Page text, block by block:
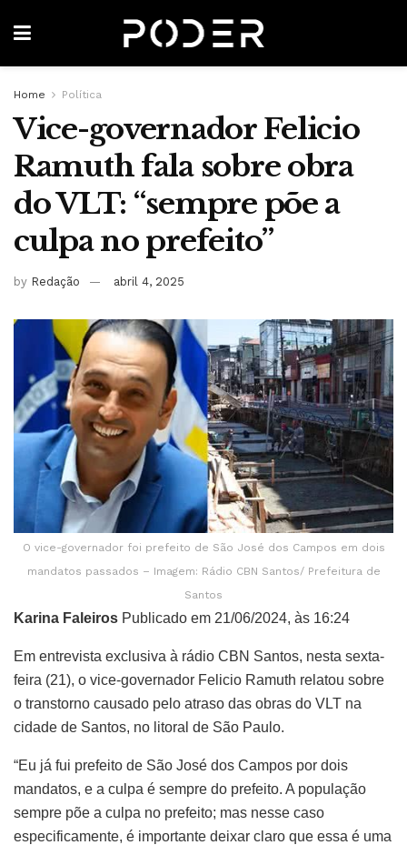
Home Política
Vice-governador Felicio
Ramuth fala sobre obra
do VLT: “sempre põe a
culpa no prefeito”
by Redação abril 4, 2025
O vice-governador foi prefeito de São José dos Campos em dois
mandatos passados – Imagem: Rádio CBN Santos/ Prefeitura de
Santos
Karina Faleiros Publicado em 21/06/2024, às 16:24
Em entrevista exclusiva à rádio CBN Santos, nesta sexta-
feira (21), o vice-governador Felicio Ramuth relatou sobre
o transtorno causado pelo atraso das obras do VLT na
cidade de Santos, no litoral de São Paulo.
“Eu já fui prefeito de São José dos Campos por dois
mandatos, e a culpa é sempre do prefeito. A população
sempre põe a culpa no prefeito; mas nesse caso
especificamente, é importante deixar claro que essa é uma